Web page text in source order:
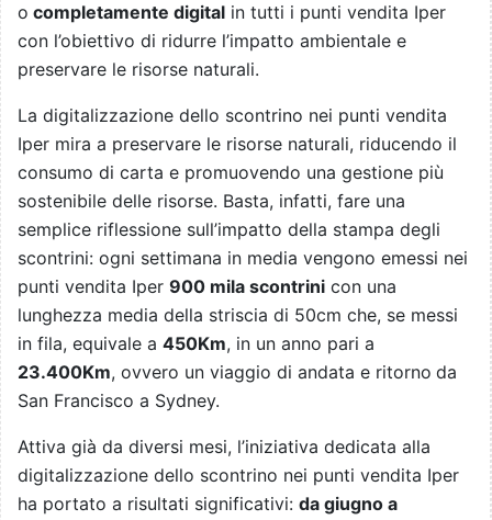
o completamente digital in tutti i punti vendita Iper
con l’obiettivo di ridurre l’impatto ambientale e
preservare le risorse naturali.
La digitalizzazione dello scontrino nei punti vendita
Iper mira a preservare le risorse naturali, riducendo il
consumo di carta e promuovendo una gestione più
sostenibile delle risorse. Basta, infatti, fare una
semplice riflessione sull’impatto della stampa degli
scontrini: ogni settimana in media vengono emessi nei
punti vendita Iper 900 mila scontrini con una
lunghezza media della striscia di 50cm che, se messi
in fila, equivale a 450Km, in un anno pari a
23.400Km, ovvero un viaggio di andata e ritorno da
San Francisco a Sydney.
Attiva già da diversi mesi, l’iniziativa dedicata alla
digitalizzazione dello scontrino nei punti vendita Iper
ha portato a risultati significativi: da giugno a